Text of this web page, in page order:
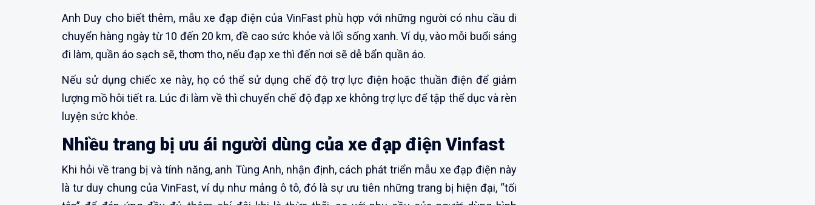
Anh Duy cho biết thêm, mẫu xe đạp điện của VinFast phù hợp với những người có nhu cầu di
chuyển hàng ngày từ 10 đến 20 km, đề cao sức khỏe và lối sống xanh. Ví dụ, vào mỗi buổi sáng
đi làm, quần áo sạch sẽ, thơm tho, nếu đạp xe thì đến nơi sẽ dễ bẩn quần áo.
Nếu sử dụng chiếc xe này, họ có thể sử dụng chế độ trợ lực điện hoặc thuần điện để giảm
lượng mồ hôi tiết ra. Lúc đi làm về thì chuyển chế độ đạp xe không trợ lực để tập thể dục và rèn
luyện sức khỏe.
Nhiều trang bị ưu ái người dùng của xe đạp điện Vinfast
Khi hỏi về trang bị và tính năng, anh Tùng Anh, nhận định, cách phát triển mẫu xe đạp điện này
là tư duy chung của VinFast, ví dụ như mảng ô tô, đó là sự ưu tiên những trang bị hiện đại, “tối